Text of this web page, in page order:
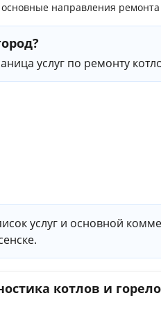
направления
услуг по ремонту
услуг и основной
котлов и